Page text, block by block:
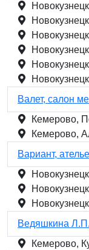
Валет, салон
Кемерово,
Кемерово,
Вариант,
Ведяшкина
Кемерово,